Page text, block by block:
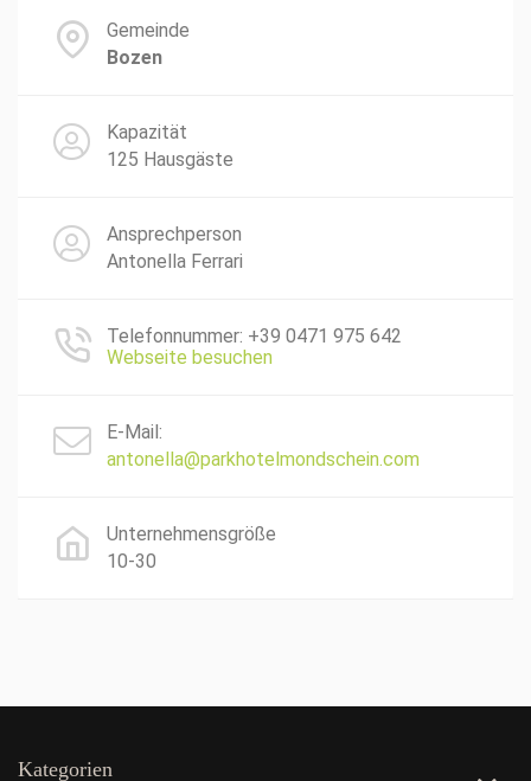
Gemeinde
Bozen
Kapazität
125 Hausgäste
Ansprechperson
Antonella Ferrari
Telefonnummer: +39 0471 975 642
Webseite besuchen
E-Mail:
antonella@parkhotelmondschein.com
Unternehmensgröße
10-30
Kategorien